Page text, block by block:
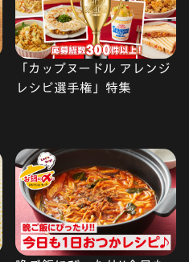
「カップヌードル アレンジ
レシピ選手権」特集